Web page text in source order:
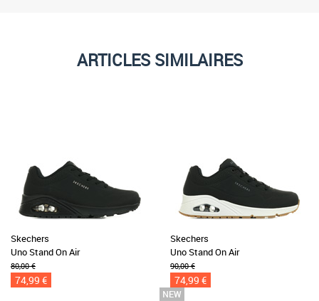
ARTICLES SIMILAIRES
Skechers
Uno Stand On Air
80,00 €
74,99 €
Skechers
Uno Stand On Air
90,00 €
74,99 €